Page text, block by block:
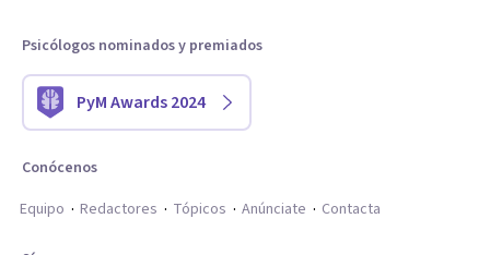
Psicólogos nominados y premiados
PyM Awards 2024
Conócenos
Equipo
Redactores Tópicos Anúnciate Contacta